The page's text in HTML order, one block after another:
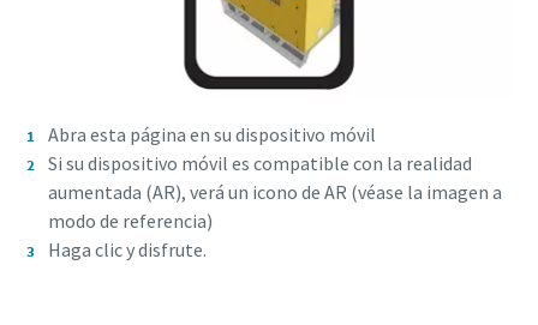
Abra esta página en su dispositivo móvil
Si su dispositivo móvil es compatible con la realidad
aumentada (AR), verá un icono de AR (véase la imagen a
modo de referencia)
Haga clic y disfrute.